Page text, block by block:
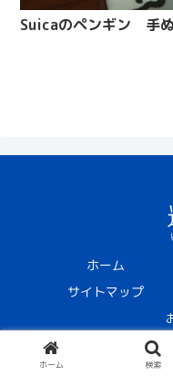
Suicaのペンギン 手
ホーム
サイトマップ
© 2024
ホーム 検索